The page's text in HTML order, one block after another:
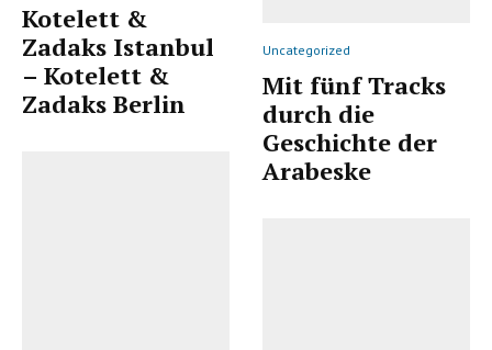
Kotelett &
Zadaks Istanbul
– Kotelett &
Zadaks Berlin
Uncategorized
Mit fünf Tracks
durch die
Geschichte der
Arabeske